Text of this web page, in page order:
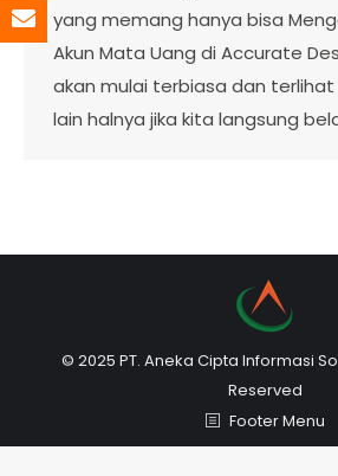
yang memang hanya bisa
Akun Mata Uang di Accurate
akan mulai terbiasa dan terlihat
lain halnya jika kita langsung
© 2025 PT. Aneka Cipta Informasi
Reserved
Footer Menu